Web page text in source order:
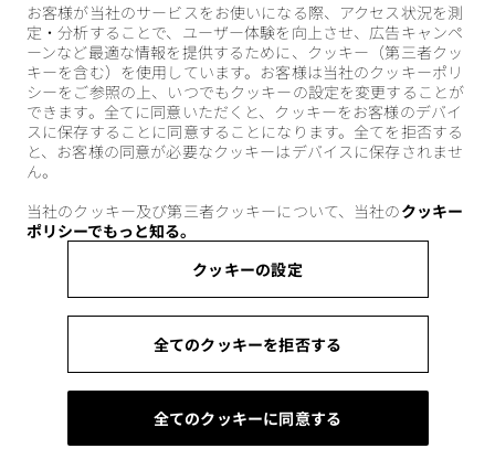
お客様が当社のサービスをお使いになる際、アクセス状況を測
定・分析することで、ユーザー体験を向上させ、広告キャンペ
ーンなど最適な情報を提供するために、クッキー（第三者クッ
キーを含む）を使用しています。お客様は当社のクッキーポリ
シーをご参照の上、いつでもクッキーの設定を変更することが
できます。全てに同意いただくと、クッキーをお客様のデバイ
スに保存することに同意することになります。全てを拒否する
と、お客様の同意が必要なクッキーはデバイスに保存されませ
ん。
当社のクッキー及び第三者クッキーについて、当社のクッキー
ポリシーでもっと知る。
クッキーの設定
全てのクッキーを拒否する
全てのクッキーに同意する